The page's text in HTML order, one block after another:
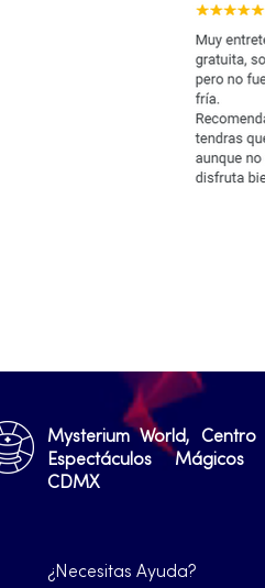
Mysterium World, Centro
Espectáculos Mágicos
CDMX
¿Necesitas Ayuda?